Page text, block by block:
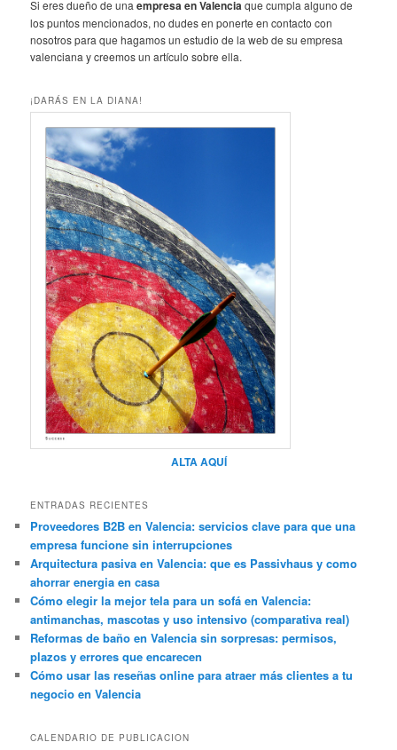
Si eres dueño de unaempresa en Valenciaque cumpla alguno de
los puntos mencionados, no dudes en ponerte en contacto con
nosotros para que hagamos un estudio de la web de su empresa
valenciana y creemos un artículo sobre ella.
¡DARÁS EN LA DIANA!
ALTA AQUÍ
ENTRADAS RECIENTES
Proveedores B2B en Valencia: servicios clave para que una
empresa funcione sin interrupciones
Arquitectura pasiva en Valencia: que es Passivhaus y como
ahorrar energia en casa
Cómo elegir la mejor tela para un sofá en Valencia:
antimanchas, mascotas y uso intensivo (comparativa real)
Reformas de baño en Valencia sin sorpresas: permisos,
plazos y errores que encarecen
Cómo usar las reseñas online para atraer más clientes a tu
negocio en Valencia
CALENDARIO DE PUBLICACION